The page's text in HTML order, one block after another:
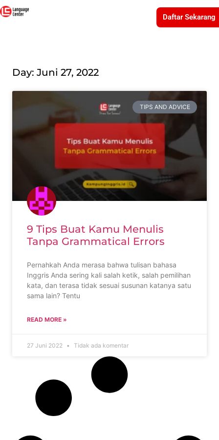
Daftar Sekarang
Day: Juni 27, 2022
TIPS AND ADVICE
9 Tips Buat Kamu Menulis
Tanpa Grammatical Errors
Pernahkah Anda merasa bahwa tulisan bahasa
Inggris Anda sering kali salah ketik, salah pemilihan
kata, dan terasa tidak sesuai susunan katanya satu
sama lain? Tentu
READ MORE »
27 Juni 2022 Tidak ada komentar